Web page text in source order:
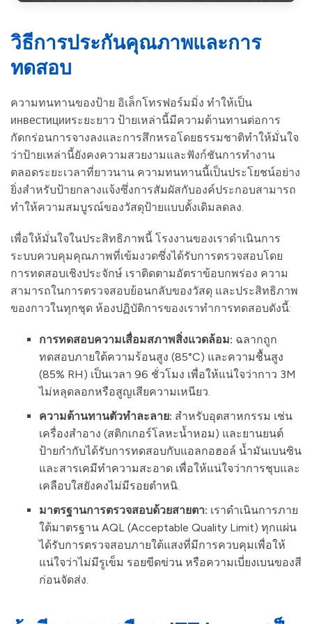
วิธีการประกันคุณภาพและการ
ทดสอบ
ความทนทานของป้าย อิเล็กโทรฟอร์มมิ่ง ทำให้เป็น
инвестицииระยะยาว ป้ายเหล่านี้มีความต้านทานต่อการ
กัดกร่อนการจางลงและการสึกหรอโดยธรรมชาติทำให้มั่นใจ
ว่าป้ายเหล่านี้ยังคงความสวยงามและฟังก์ชันการทำงาน
ตลอดระยะเวลาที่ยาวนาน ความทนทานนี้เป็นประโยชน์อย่าง
ยิ่งสำหรับป้ายกลางแจ้งซึ่งการสัมผัสกับองค์ประกอบสามารถ
ทำให้ความสมบูรณ์ของวัสดุป้ายแบบดั้งเดิมลดลง.
เพื่อให้มั่นใจในประสิทธิภาพนี้ โรงงานของเราดำเนินการ
ระบบควบคุมคุณภาพที่เข้มงวดซึ่งได้รับการตรวจสอบโดย
การทดสอบเชิงประจักษ์ เราติดตามอัตราข้อบกพร่อง ความ
สามารถในการตรวจสอบย้อนกลับของวัสดุ และประสิทธิภาพ
ของกาวในทุกชุด ห้องปฏิบัติการของเราทำการทดสอบดังนี้:
การทดสอบความเสื่อมสภาพสิ่งแวดล้อม: ฉลากถูก
ทดสอบภายใต้ความร้อนสูง (85°C) และความชื้นสูง
(85% RH) เป็นเวลา 96 ชั่วโมง เพื่อให้แน่ใจว่ากาว 3M
ไม่หลุดลอกหรือสูญเสียความเหนียว.
ความต้านทานตัวทำละลาย: สำหรับอุตสาหกรรม เช่น
เครื่องสำอาง (สติกเกอร์โลหะน้ำหอม) และยานยนต์
ป้ายกำกับได้รับการทดสอบกับแอลกอฮอล์ น้ำมันเบนซิน
และสารเคมีทำความสะอาด เพื่อให้แน่ใจว่าการชุบและ
เคลือบใสยังคงไม่มีรอยตำหนิ.
มาตรฐานการตรวจสอบด้วยสายตา: เราดำเนินการภาย
ใต้มาตรฐาน AQL (Acceptable Quality Limit) ทุกแผ่น
ได้รับการตรวจสอบภายใต้แสงที่มีการควบคุมเพื่อให้
แน่ใจว่าไม่มีรูเข็ม รอยขีดข่วน หรือความเบี่ยงเบนของสี
ก่อนจัดส่ง.